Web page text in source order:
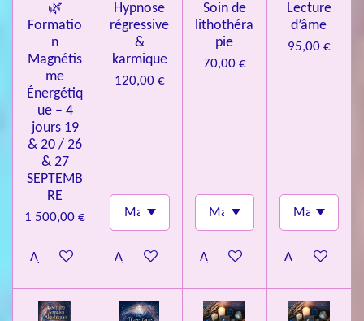
🌿
Formatio
n
Magnétis
me
Énergétiq
ue – 4
jours 19
& 20 / 26
& 27
SEPTEMB
RE
1 500,00 €
Ajouter au panier
Hypnose
régressive
&
karmique
120,00 €
Ajouter au panier
Soin de
lithothéra
pie
70,00 €
Ajouter au panier
Lecture
d’âme
95,00 €
Ajouter au